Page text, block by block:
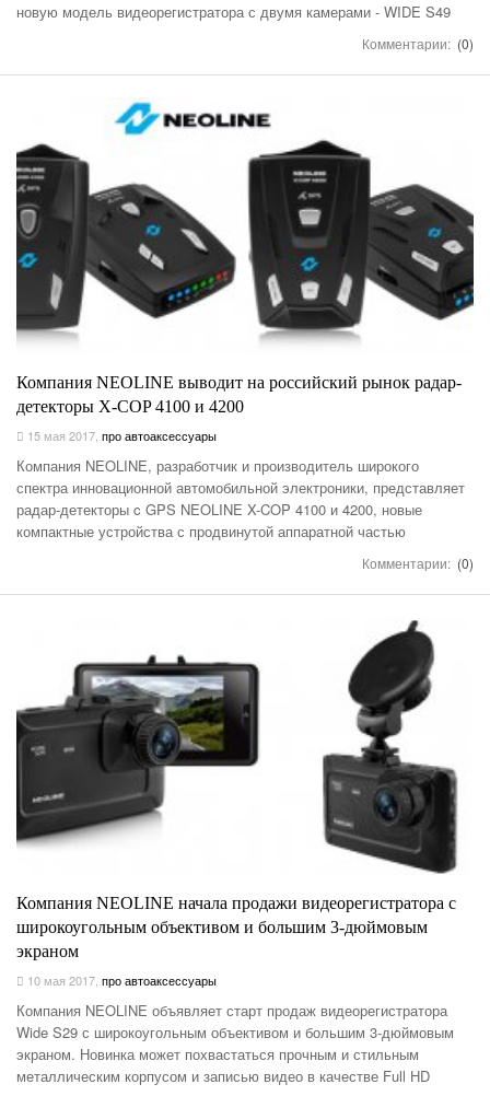
новую модель видеорегистратора с двумя камерами - WIDE S49
Комментарии: (0)
Компания NEOLINE выводит на российский рынок радар-
детекторы X-COP 4100 и 4200
15 мая 2017, про автоаксессуары
Компания NEOLINE, разработчик и производитель широкого
спектра инновационной автомобильной электроники, представляет
радар-детекторы c GPS NEOLINE X-COP 4100 и 4200, новые
компактные устройства с продвинутой аппаратной частью
Комментарии: (0)
Компания NEOLINE начала продажи видеорегистратора с
широкоугольным объективом и большим 3-дюймовым
экраном
10 мая 2017 про автоаксессуары
Компания NEOLINE объявляет старт продаж видеорегистратора
Wide S29 с широкоугольным объективом и большим 3-дюймовым
экраном. Новинка может похвастаться прочным и стильным
металлическим корпусом и записью видео в качестве Full HD